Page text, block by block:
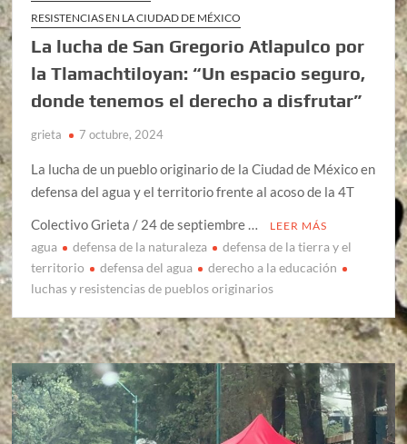
RESISTENCIAS EN LA CIUDAD DE MÉXICO
La lucha de San Gregorio Atlapulco por
la Tlamachtiloyan: “Un espacio seguro,
donde tenemos el derecho a disfrutar”
grieta 7 octubre, 2024
La lucha de un pueblo originario de la Ciudad de México en
defensa del agua y el territorio frente al acoso de la 4T
Colectivo Grieta / 24 de septiembre …
LEER MÁS
agua defensa de la naturaleza
defensa de la tierra y el
territorio
defensa del agua
derecho a la educación
luchas y resistencias de pueblos originarios